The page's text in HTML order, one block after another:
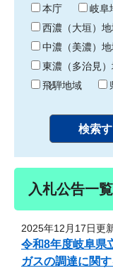
わ
り
本庁
岐阜
西濃（大垣）
中濃（美濃）
東濃（多治見
飛騨地域
入札公告一覧
2025年12月17日更
令和8年度岐阜県
ガスの調達に関